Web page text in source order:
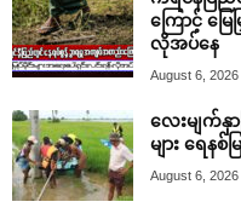
ကြောင့် မြေ
လိုအပ်နေ
August 6, 2026
လေးမျက်နှ
များ ရေနစ်
August 6, 2026